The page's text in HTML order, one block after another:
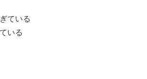
ている
いる